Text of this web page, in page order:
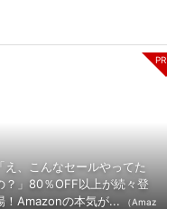
「え、こんなセールやってた
？」80％OFF以上が続々登
！Amazonの本気が...
（Amaz